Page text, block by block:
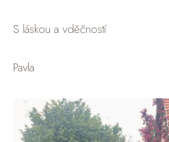
S láskou a vděčností
Pavla